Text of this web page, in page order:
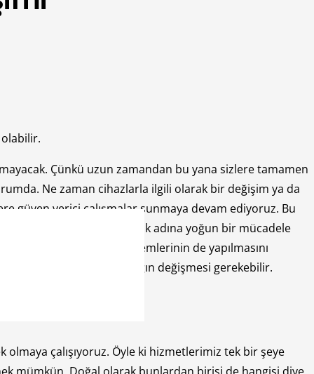
olabilir.
Çünkü uzun zamandan bu yana sizlere tamamen
Ne zaman cihazlarla ilgili olarak bir değişim ya da
güven verici çalışmalar sunmaya devam ediyoruz. Bu
bir şekilde hizmet sunmak adına yoğun bir mücadele
kasa kapak değişim işlemlerinin de yapılmasını
dolayıdır ki kapağın değişmesi gerekebilir.
çalışıyoruz. Öyle ki hizmetlerimiz tek bir şeye